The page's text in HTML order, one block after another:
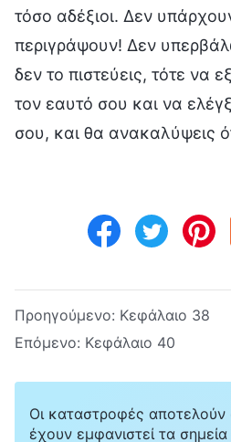
τόσο αδέξιοι. Δεν
περιγράψουν! Δεν
δεν το πιστεύεις, τότε να
τον εαυτό σου και να
σου, και θα ανακαλύψεις
Προηγούμενο: Κεφάλαιο 38
Επόμενο: Κεφάλαιο 40
Οι καταστροφές αποτελούν
έχουν εμφανιστεί τα